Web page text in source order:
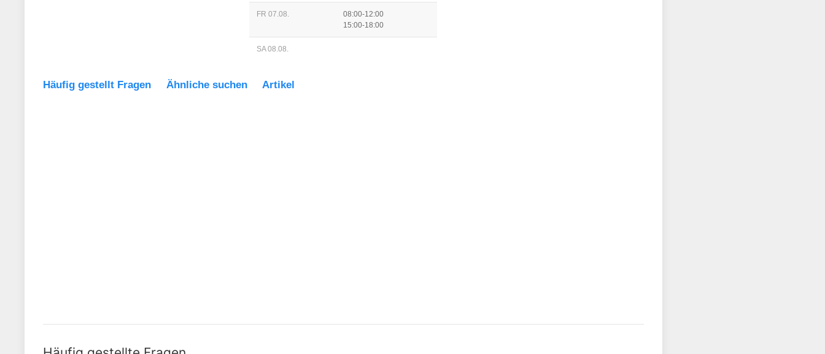
FR 07.08.
08:00-12:00
15:00-18:00
SA 08.08.
Häufig gestellt Fragen Ähnliche suchen Artikel